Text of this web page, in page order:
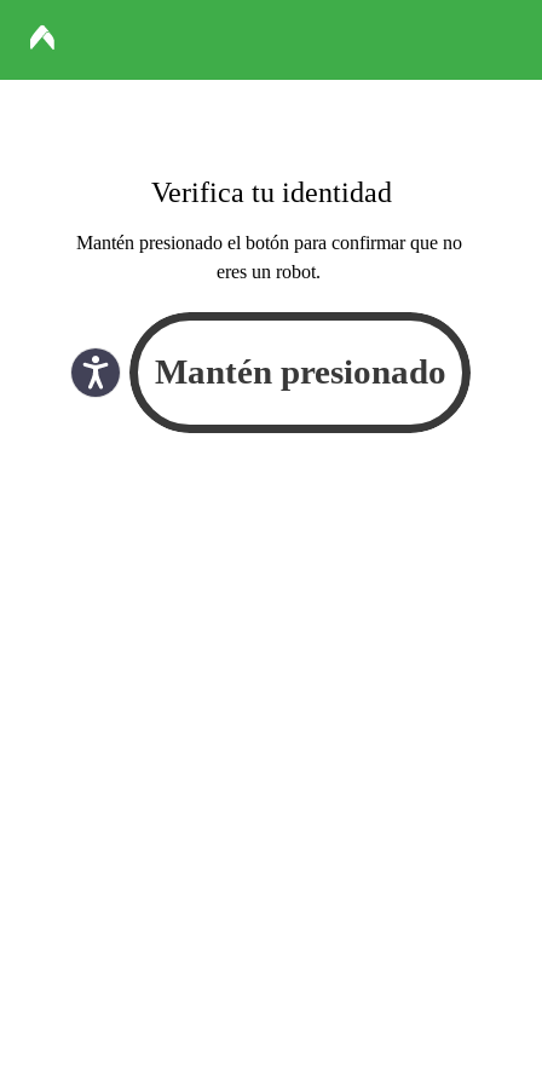
Verifica tu identidad
Mantén presionado el botón para confirmar que no
eres un robot.